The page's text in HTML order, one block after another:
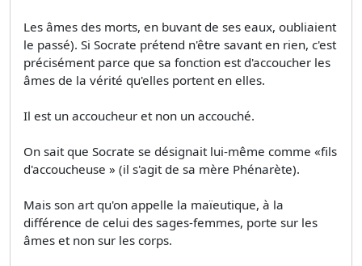
Les âmes des morts, en buvant de ses eaux, oubliaient
le passé). Si Socrate prétend n'être savant en rien, c'est
précisément parce que sa fonction est d'accoucher les
âmes de la vérité qu'elles portent en elles.
Il est un accoucheur et non un accouché.
On sait que Socrate se désignait lui-même comme «fils
d'accoucheuse » (il s'agit de sa mère Phénarète).
Mais son art qu'on appelle la maïeutique, à la
différence de celui des sages-femmes, porte sur les
âmes et non sur les corps.